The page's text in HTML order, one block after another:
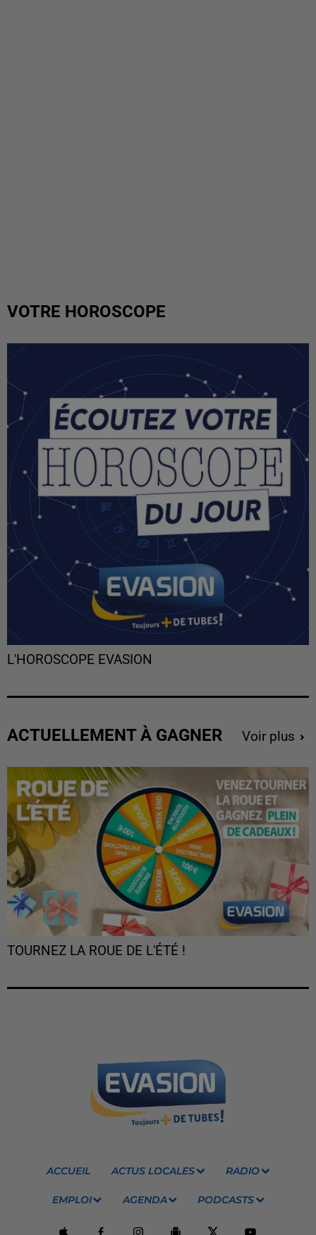
VOTRE HOROSCOPE
L'HOROSCOPE EVASION
ACTUELLEMENT À GAGNER Voir plus
TOURNEZ LA ROUE DE L'ÉTÉ !
ACCUEIL ACTUS LOCALES RADIO
EMPLOI AGENDA PODCASTS